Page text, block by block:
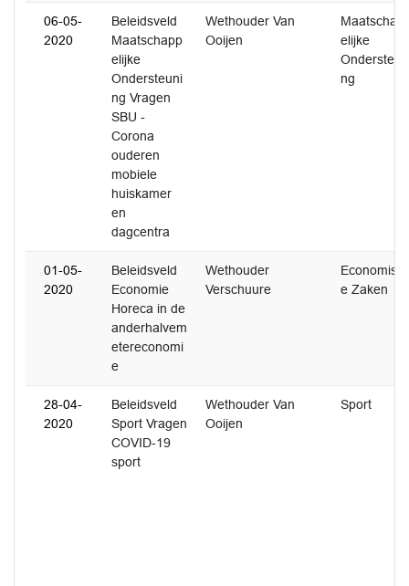
06-05-
2020
Beleidsveld
Maatschapp
elijke
Ondersteuni
ng Vragen
SBU -
Corona
ouderen
mobiele
huiskamer
en
dagcentra
Wethouder Van
Ooijen
elijke
ng
01-05-
2020
Beleidsveld
Economie
Horeca in de
anderhalvem
etereconomi
e
Wethouder
Verschuure
e Zaken
28-04-
2020
Beleidsveld
Sport Vragen
COVID-19
sport
Wethouder Van
Ooijen
Sport